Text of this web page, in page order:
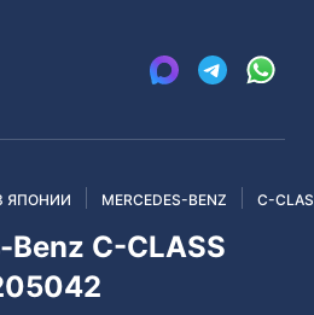
ЯПОНИИ MERCEDES-BENZ C-
Benz C-CLASS